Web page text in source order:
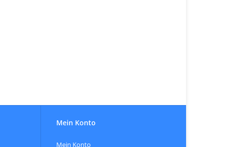
Mein Konto
Mein Konto